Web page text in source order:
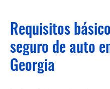
Requisitos
seguro de auto
Georgia